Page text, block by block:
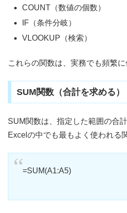
COUNT（数値の個数）
IF（条件分岐）
VLOOKUP（検索）
これらの関数は、実務でも頻繁に
SUM関数（合計を求める）
SUM関数は、指定した範囲の合
Excelの中でも最もよく使われる
=SUM(A1:A5)